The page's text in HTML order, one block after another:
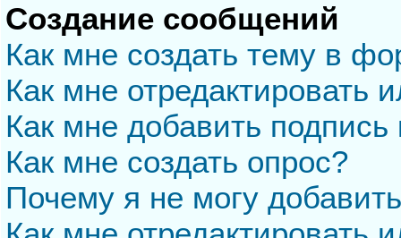
Создание сообщений
Как мне создать тему в
Как мне отредактировать
Как мне добавить
Как мне создать опрос?
Почему я не могу